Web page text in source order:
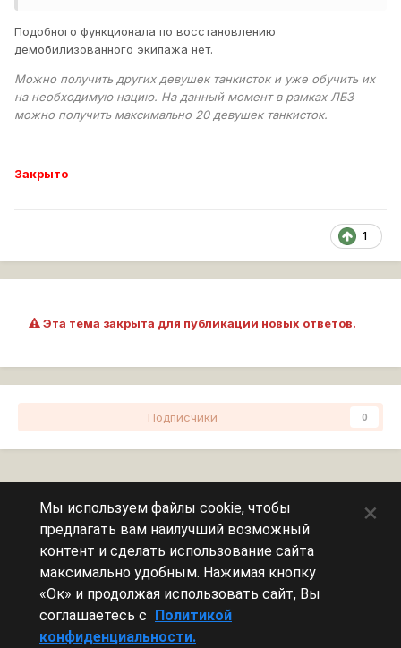
Подобного функционала по восстановлению
демобилизованного экипажа нет.
Можно получить других девушек танкисток и уже обучить их
на необходимую нацию. На данный момент в рамках ЛБЗ
можно получить максимально 20 девушек танкисток.
Закрыто
1
Эта тема закрыта для публикации новых ответов.
Подписчики 0
Сейчас на странице
Эту страницу никто не просматривает.
Мы используем файлы cookie, чтобы
предлагать вам наилучший возможный
контент и сделать использование сайта
максимально удобным. Нажимая кнопку
«Ок» и продолжая использовать сайт, Вы
соглашаетесь с Политикой
конфиденциальности.
×